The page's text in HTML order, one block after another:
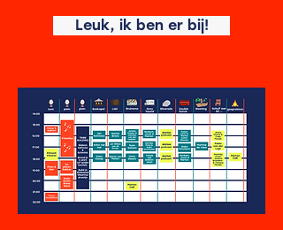
Leuk, ik ben er bij!